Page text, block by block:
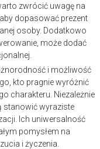
zwrócić uwagę na
dopasować prezent
osoby. Dodatkowo
może dodać
i możliwość
kto pragnie wyróżnić
charakteru. Niezależnie
stanowić wyraziste
Ich uniwersalność
pomysłem na
i życzenia.